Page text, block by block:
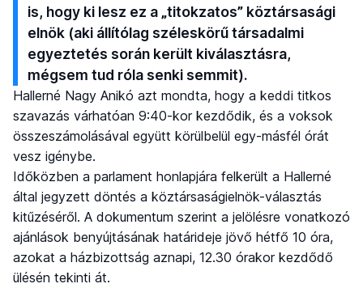
is, hogy ki lesz ez a „titokzatos” köztársasági
elnök (aki állítólag széleskörű társadalmi
egyeztetés során került kiválasztásra,
mégsem tud róla senki semmit).
Hallerné Nagy Anikó azt mondta, hogy a keddi titkos
szavazás várhatóan 9:40-kor kezdődik, és a voksok
összeszámolásával együtt körülbelül egy-másfél órát
vesz igénybe.
Időközben a parlament honlapjára felkerült a Hallerné
által jegyzett döntés a köztársaságielnök-választás
kitűzéséről. A dokumentum szerint a jelölésre vonatkozó
ajánlások benyújtásának határideje jövő hétfő 10 óra,
azokat a házbizottság aznapi, 12.30 órakor kezdődő
ülésén tekinti át.